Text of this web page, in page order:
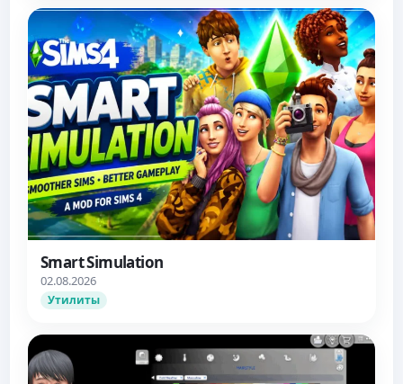
Smart Simulation
02.08.2026
Утилиты